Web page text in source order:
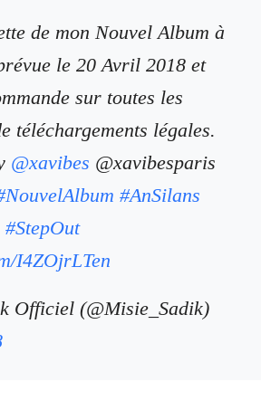
de mon Nouvel Album à
le 20 Avril 2018 et
sur toutes les
téléchargements légales.
@xavibes @xavibesparis
#AnSilans
#StepOut
I4ZOjrLTen
Officiel (@Misie_Sadik)